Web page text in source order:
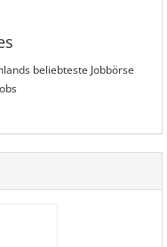
beliebteste Jobbörse